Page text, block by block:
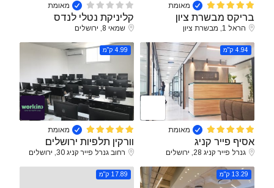
מאומת
בריקס מבשרת ציון
הראל 1, מבשרת ציון
מאומת
קליניקת נטלי לנדס
שמאי 8, ירושלים
מאומת
4.94 ק"מ
אסיף פייר קניג
גנרל פייר קניג 28, ירושלים
מאומת
4.99 ק"מ
וורקין תלפיות ירושלים
רחוב גנרל פייר קניג 30, ירושלים
13.29 ק"מ 17.89 ק"מ